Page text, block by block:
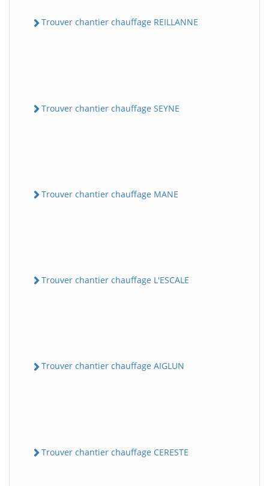
Trouver chantier chauffage REILLANNE
Trouver chantier chauffage SEYNE
Trouver chantier chauffage MANE
Trouver chantier chauffage L'ESCALE
Trouver chantier chauffage AIGLUN
Trouver chantier chauffage CERESTE